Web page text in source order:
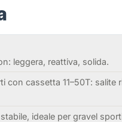
leggera, reattiva, solida.
con cassetta 11–50T: salite
ideale per gravel